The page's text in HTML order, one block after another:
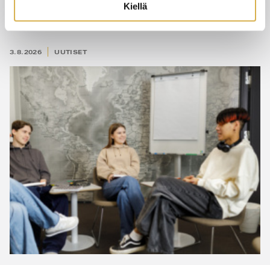
Kiellä
Pedagoginen tiedonsiirto
3.8.2026 UUTISET